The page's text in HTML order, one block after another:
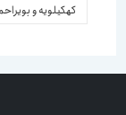
کهکیلویه و بویراحمد(3)